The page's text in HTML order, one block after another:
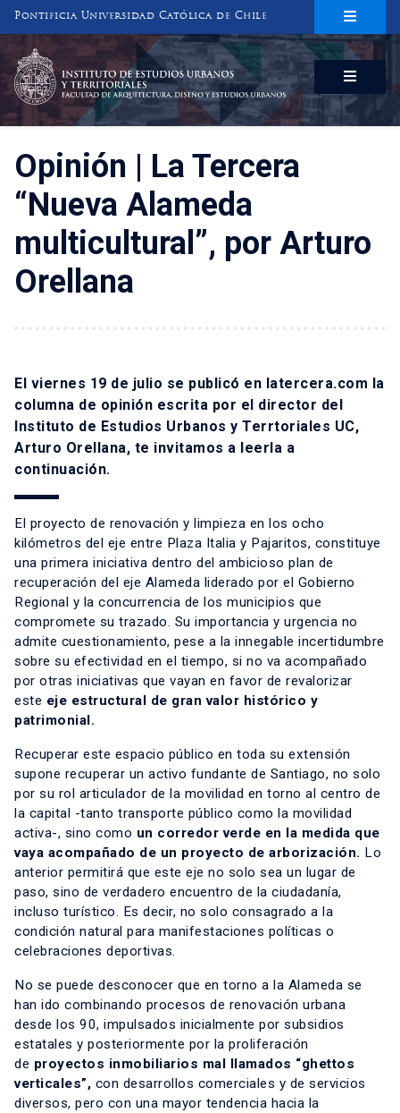
Pontificia Universidad Católica de Chile
INSTITUTO DE ESTUDIOS URBANOS
Y TERRITORIALES
FACULTAD DE ARQUITECTURA, DISEÑO Y ESTUDIOS URBANOS
Opinión | La Tercera
“Nueva Alameda
multicultural”, por Arturo
Orellana
El viernes 19 de julio se publicó en latercera.com la
columna de opinión escrita por el director del
Instituto de Estudios Urbanos y Terrtoriales UC,
Arturo Orellana, te invitamos a leerla a
continuación.
El proyecto de renovación y limpieza en los ocho
kilómetros del eje entre Plaza Italia y Pajaritos, constituye
una primera iniciativa dentro del ambicioso plan de
recuperación del eje Alameda liderado por el Gobierno
Regional y la concurrencia de los municipios que
compromete su trazado. Su importancia y urgencia no
admite cuestionamiento, pese a la innegable incertidumbre
sobre su efectividad en el tiempo, si no va acompañado
por otras iniciativas que vayan en favor de revalorizar
este eje estructural de gran valor histórico y
patrimonial.
Recuperar este espacio público en toda su extensión
supone recuperar un activo fundante de Santiago, no solo
por su rol articulador de la movilidad en torno al centro de
la capital -tanto transporte público como la movilidad
activa-, sino como un corredor verde en la medida que
vaya acompañado de un proyecto de arborización. Lo
anterior permitirá que este eje no solo sea un lugar de
paso, sino de verdadero encuentro de la ciudadanía,
incluso turístico. Es decir, no solo consagrado a la
condición natural para manifestaciones políticas o
celebraciones deportivas.
No se puede desconocer que en torno a la Alameda se
han ido combinando procesos de renovación urbana
desde los 90, impulsados inicialmente por subsidios
estatales y posteriormente por la proliferación
de proyectos inmobiliarios mal llamados “ghettos
verticales”, con desarrollos comerciales y de servicios
diversos, pero con una mayor tendencia hacia la